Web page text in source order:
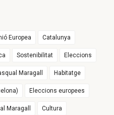
Europea Catalunya
Sostenibilitat Eleccions
Maragall Habitatge
Eleccions europees
Maragall Cultura